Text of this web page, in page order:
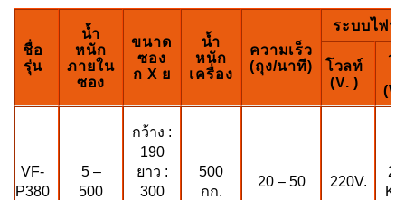
ชื่อ
รุ่น
น้ำ
หนัก
ภายใน
ซอง
ขนาด
ซอง
ก X ย
น้ำ
หนัก
เครื่อง
ความเร็ว
(ถุง/นาที)
ระบบไฟฟ้
โวลท์
(V. )
วั
VF-
P380
5 –
500
กว้าง :
190
ยาว :
300
500
กก.
20 – 50 220V.